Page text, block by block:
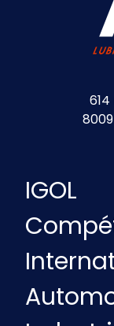
IGOL